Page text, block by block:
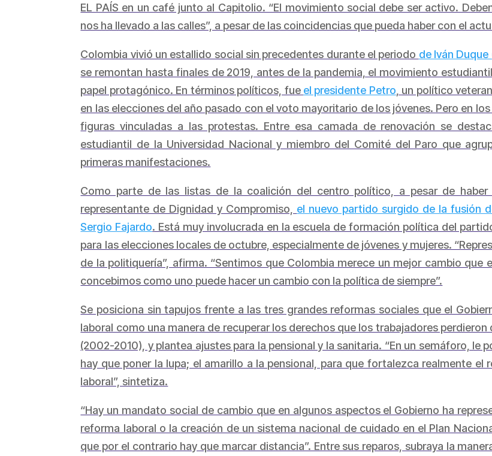
EL PAÍS en un café junto al Capitolio. “El movimiento social debe ser activo.
nos ha llevado a las calles”, a pesar de las coincidencias que pueda haber con el
Colombia vivió un estallido social sin precedentes durante el periodo de Iván
se remontan hasta finales de 2019, antes de la pandemia, el movimiento
papel protagónico. En términos políticos, fue el presidente Petro , un político
en las elecciones del año pasado con el voto mayoritario de los jóvenes. Pero en
figuras vinculadas a las protestas. Entre esa camada de renovación se
estudiantil de la Universidad Nacional y miembro del Comité del Paro que
primeras manifestaciones.
Como parte de las listas de la coalición del centro político, a pesar de
representante de Dignidad y Compromiso, el nuevo partido surgido de la fusión
Sergio Fajardo. Está muy involucrada en la escuela de formación política del
para las elecciones locales de octubre, especialmente de jóvenes y mujeres.
de la politiquería”, afirma. “Sentimos que Colombia merece un mejor cambio
concebimos como uno puede hacer un cambio con la política de siempre”.
Se posiciona sin tapujos frente a las tres grandes reformas sociales que el
laboral como una manera de recuperar los derechos que los trabajadores
(2002-2010), y plantea ajustes para la pensional y la sanitaria. “En un semáforo, le
hay que poner la lupa; el amarillo a la pensional, para que fortalezca realmente el
laboral”, sintetiza.
“Hay un mandato social de cambio que en algunos aspectos el Gobierno ha
reforma laboral o la creación de un sistema nacional de cuidado en el Plan
que por el contrario hay que marcar distancia”. Entre sus reparos, subraya la